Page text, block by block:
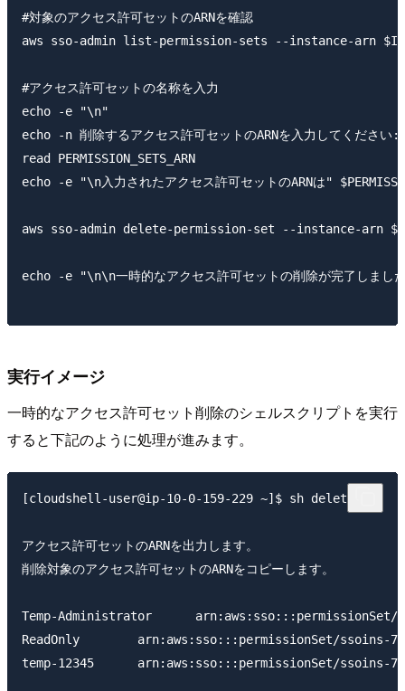
#対象のアクセス許可セットのARNを確認
aws sso-admin list-permission-sets --instance-arn
#アクセス許可セットの名称を入力
echo -e "\n"
echo -n 削除するアクセス許可セットのARNを入力してくださ
read PERMISSION_SETS_ARN
echo -e "\n入力されたアクセス許可セットのARNは"
aws sso-admin delete-permission-set --instance-arn
echo -e "\n\n一時的なアクセス許可セットの削除が完了しまし
実行イメージ
一時的なアクセス許可セット削除のシェルスクリプトを実行
すると下記のように処理が進みます。
[cloudshell-user@ip-10-0-159-229 ~]$ sh delete.sh
アクセス許可セットのARNを出力します。
削除対象のアクセス許可セットのARNをコピーします。
Temp-Administrator      arn:aws:sso:::permissionSet/
ReadOnly        arn:aws:sso:::permissionSet/ssoins-
temp-12345      arn:aws:sso:::permissionSet/ssoins-